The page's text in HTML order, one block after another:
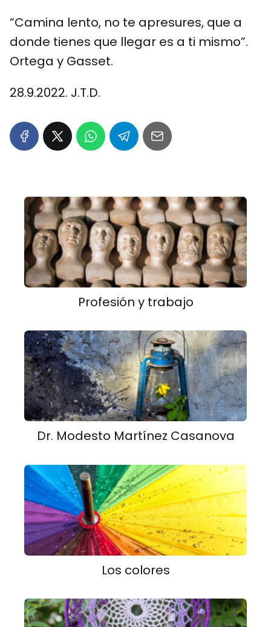
“Camina lento, no te apresures, que a
donde tienes que llegar es a ti mismo”.
Ortega y Gasset.
28.9.2022. J.T.D.
Profesión y trabajo
Dr. Modesto Martínez Casanova
Los colores